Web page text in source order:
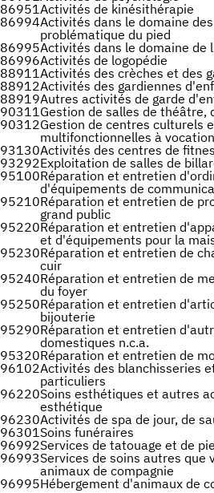
86951Activités de kinésithérapie
86994Activités dans le domaine
problématique du pied
86995Activités dans le domaine de
86996Activités de logopédie
88911Activités des crèches et des
88912Activités des gardiennes
88919Autres activités de garde
90311Gestion de salles de théâtre,
90312Gestion de centres culturels
multifonctionnelles à
93130Activités des centres de
93292Exploitation de salles de
95100Réparation et entretien
d'équipements de
95210Réparation et entretien de
grand public
95220Réparation et entretien
et d'équipements pour la
95230Réparation et entretien de
cuir
95240Réparation et entretien de
du foyer
95250Réparation et entretien
bijouterie
95290Réparation et entretien
domestiques n.c.a.
95320Réparation et entretien de
96102Activités des blanchisseries
particuliers
96220Soins esthétiques et autres
esthétique
96230Activités de spa de jour, de
96301Soins funéraires
96992Services de tatouage et de
96993Services de soins autres que
animaux de compagnie
96995Hébergement d'animaux de